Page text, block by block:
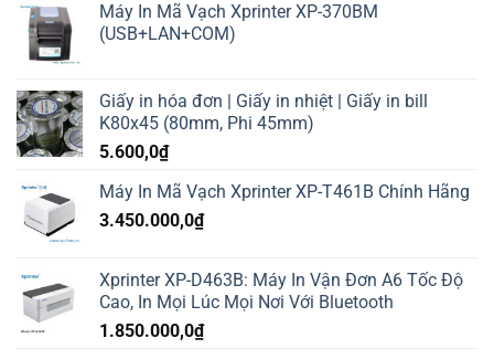
Máy In Mã Vạch Xprinter XP-370BM
(USB+LAN+COM)
Giấy in hóa đơn | Giấy in nhiệt | Giấy in bill
K80x45 (80mm, Phi 45mm)
5.600,0₫
Máy In Mã Vạch Xprinter XP-T461B Chính Hãng
3.450.000,0₫
Xprinter XP-D463B: Máy In Vận Đơn A6 Tốc Độ
Cao, In Mọi Lúc Mọi Nơi Với Bluetooth
1.850.000,0₫